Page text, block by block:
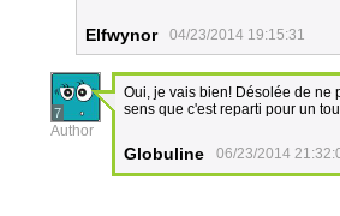
Elfwynor 04/23/2014 19:15:31
7
Author
Oui, je vais bien! Désolée de ne
sens que c'est reparti pour un
Globuline 06/23/2014